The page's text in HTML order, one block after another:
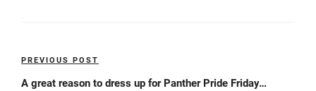
Post
navigation
Previous
Post
PREVIOUS POST
A great reason to dress up for Panther Pride Friday…